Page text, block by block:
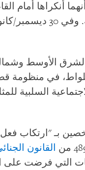
أنكراها أمام
أن المحكمة لم تستمع إلى أي شهود في
الشرق الأوسط
في منظومة
السلبية
بـ "ارتكاب
القانون
خففت العقوبات التي